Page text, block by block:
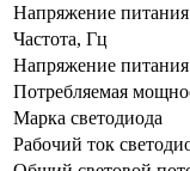
Напряжение
Частота, Гц
Напряжение
Потребляемая
Марка светодиода
Рабочий ток